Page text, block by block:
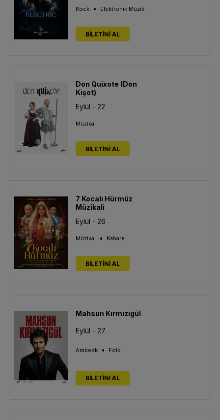
Rock • Elektronik Müzik
BİLETİNİ AL
Don Quixote (Don
Kişot)
Eylül - 22
Müzikal
BİLETİNİ AL
7 Kocalı Hürmüz
Müzikali
Eylül - 26
Müzikal • Kabare
BİLETİNİ AL
Mahsun Kırmızıgül
Eylül - 27
Arabesk • Folk
BİLETİNİ AL